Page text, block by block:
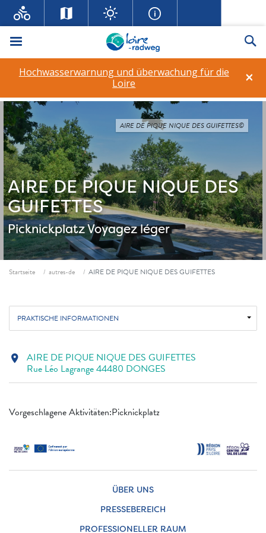
Menü
×
Hochwasserwarnung und überwachung für die
Loire
AIRE DE PIQUE NIQUE DES
GUIFETTES
PicknickplatzVoyagez léger
AIRE DE PIQUE NIQUE DES GUIFETTES©
Fil d'ariane
Startseite autres-de AIRE DE PIQUE NIQUE DES GUIFETTES
PRAKTISCHE INFORMATIONEN
Vorgeschlagene Aktivitäten:Picknickplatz
location_on AIRE DE PIQUE NIQUE DES GUIFETTES
Rue Léo Lagrange 44480 DONGES
ÜBER UNS
PRESSEBEREICH
PROFESSIONELLER RAUM